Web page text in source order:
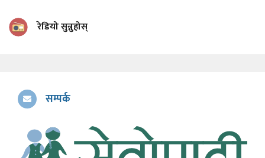
रेडियो सुन्नुहोस्
सम्पर्क